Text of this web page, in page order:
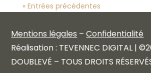
« Entrées précédentes
Mentions légales –Confidentialité
Réalisation : TEVENNEC DIGITAL |
DOUBLEVÉ – TOUS DROITS